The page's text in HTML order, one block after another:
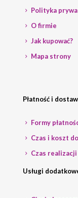
Polityka
O firmie
Jak kupować?
Mapa strony
Płatność i
Formy
Czas i koszt
Czas
Usługi